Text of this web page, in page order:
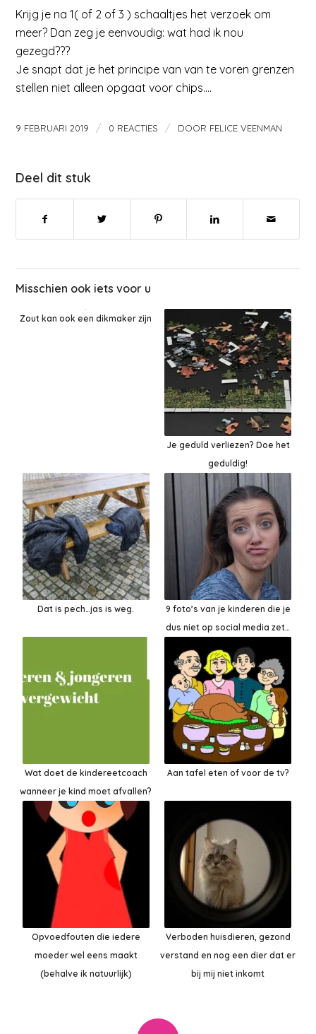
Krijg je na 1( of 2 of 3 ) schaaltjes het verzoek om
meer? Dan zeg je eenvoudig: wat had ik nou
gezegd???
Je snapt dat je het principe van van te voren grenzen
stellen niet alleen opgaat voor chips….
9 FEBRUARI 2019 / 0 REACTIES / DOOR FELICE VEENMAN
Deel dit stuk
Misschien ook iets voor u
Zout kan ook een dikmaker zijn
Je geduld verliezen? Doe het
geduldig!
Dat is pech…jas is weg.
9 foto’s van je kinderen die je
dus niet op social media zet…
Wat doet de kindereetcoach
wanneer je kind moet afvallen?
Aan tafel eten of voor de tv?
Opvoedfouten die iedere
moeder wel eens maakt
(behalve ik natuurlijk)
Verboden huisdieren, gezond
verstand en nog een dier dat er
bij mij niet inkomt